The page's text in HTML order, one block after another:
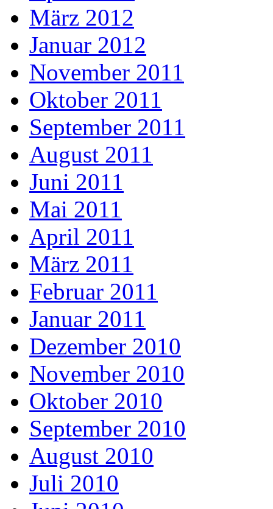
März 2012
Januar 2012
November 2011
Oktober 2011
September 2011
August 2011
Juni 2011
Mai 2011
April 2011
März 2011
Februar 2011
Januar 2011
Dezember 2010
November 2010
Oktober 2010
September 2010
August 2010
Juli 2010